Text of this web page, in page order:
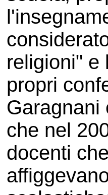
religioni" e
propri
Garagnani
che nel
docenti